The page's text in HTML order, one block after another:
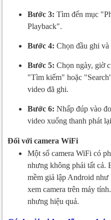
Bước 3: Tìm đến mục
Playback".
Bước 4: Chọn đầu ghi và
Bước 5: Chọn ngày, giờ
"Tìm kiếm" hoặc
video đã ghi.
Bước 6: Nhấp đúp vào
video xuống thanh phát
Đối với camera WiFi
Một số camera WiFi có
nhưng không phải tất cả.
mềm giả lập Android như
xem camera trên máy
nhưng hiệu quả.